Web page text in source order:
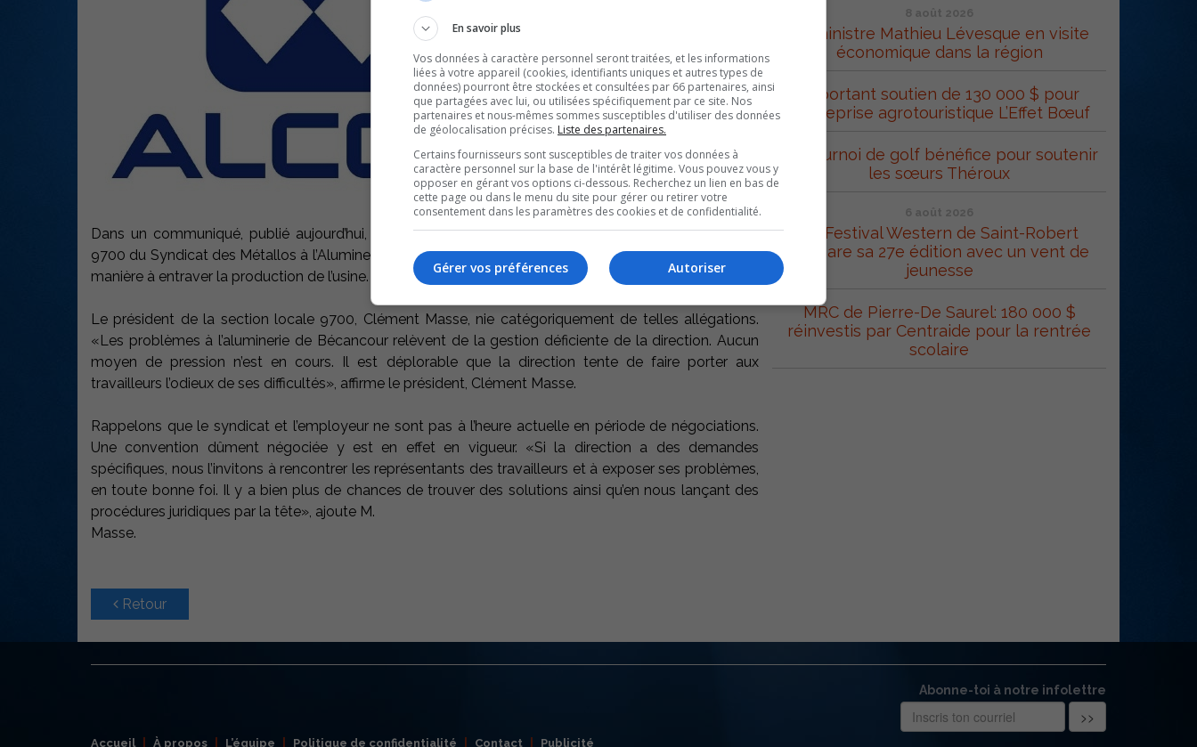
Dans un communiqué, publié aujourd’hui, la direction d’Alcoa laisse entendre que la section locale
9700 du Syndicat des Métallos à l’Aluminerie Bécancour inc. aurait exercé des moyens de pression de
manière à entraver la production de l’usine.
Le président de la section locale 9700, Clément Masse, nie catégoriquement de telles allégations.
«Les problèmes à l’aluminerie de Bécancour relèvent de la gestion déficiente de la direction. Aucun
moyen de pression n’est en cours. Il est déplorable que la direction tente de faire porter aux
travailleurs l’odieux de ses difficultés», affirme le président, Clément Masse.
Rappelons que le syndicat et l’employeur ne sont pas à l’heure actuelle en période de négociations.
Une convention dûment négociée y est en effet en vigueur. «Si la direction a des demandes
spécifiques, nous l’invitons à rencontrer les représentants des travailleurs et à exposer ses problèmes,
en toute bonne foi. Il y a bien plus de chances de trouver des solutions ainsi qu’en nous lançant des
procédures juridiques par la tête», ajoute M.
Masse.
Retour
8 août 2026
Le ministre Mathieu Lévesque en visite
économique dans la région
Important soutien de 130 000 $ pour
l’entreprise agrotouristique L’Effet Bœuf
Un tournoi de golf bénéfice pour soutenir
les sœurs Théroux
6 août 2026
Le Festival Western de Saint-Robert
prépare sa 27e édition avec un vent de
jeunesse
MRC de Pierre-De Saurel: 180 000 $
réinvestis par Centraide pour la rentrée
scolaire
Abonne-toi à notre infolettre
Accueil À propos L’équipe Politique de confidentialité Contact Publicité
En savoir plus
Vos données à caractère personnel seront traitées, et les informations
liées à votre appareil (cookies, identifiants uniques et autres types de
données) pourront être stockées et consultées par 66 partenaires, ainsi
que partagées avec lui, ou utilisées spécifiquement par ce site. Nos
partenaires et nous-mêmes sommes susceptibles d'utiliser des données
de géolocalisation précises. Liste des partenaires.
Certains fournisseurs sont susceptibles de traiter vos données à
caractère personnel sur la base de l'intérêt légitime. Vous pouvez vous y
opposer en gérant vos options ci-dessous. Recherchez un lien en bas de
cette page ou dans le menu du site pour gérer ou retirer votre
consentement dans les paramètres des cookies et de confidentialité.
Autoriser
Gérer vos préférences